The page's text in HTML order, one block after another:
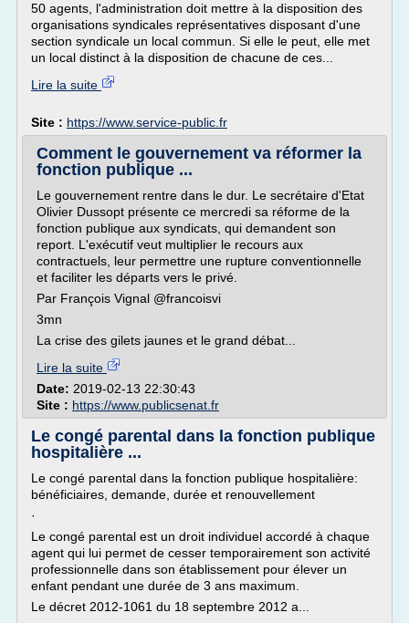
50 agents, l'administration doit mettre à la disposition des
organisations syndicales représentatives disposant d'une
section syndicale un local commun. Si elle le peut, elle met
un local distinct à la disposition de chacune de ces...
Lire la suite
Site : https://www.service-public.fr
Comment le gouvernement va réformer la
fonction publique ...
Le gouvernement rentre dans le dur. Le secrétaire d'Etat
Olivier Dussopt présente ce mercredi sa réforme de la
fonction publique aux syndicats, qui demandent son
report. L'exécutif veut multiplier le recours aux
contractuels, leur permettre une rupture conventionnelle
et faciliter les départs vers le privé.
Par François Vignal @francoisvi
3mn
La crise des gilets jaunes et le grand débat...
Lire la suite
Date: 2019-02-13 22:30:43
Site : https://www.publicsenat.fr
Le congé parental dans la fonction publique
hospitalière ...
Le congé parental dans la fonction publique hospitalière:
bénéficiaires, demande, durée et renouvellement
·
Le congé parental est un droit individuel accordé à chaque
agent qui lui permet de cesser temporairement son activité
professionnelle dans son établissement pour élever un
enfant pendant une durée de 3 ans maximum.
Le décret 2012-1061 du 18 septembre 2012 a...